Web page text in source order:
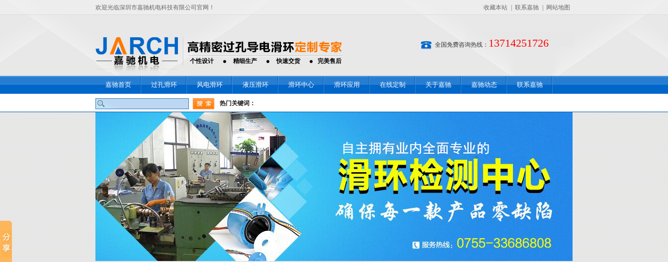
欢迎光临深圳市嘉驰机电科技有限公司官网！ 收藏本站 联系嘉驰 网站地图
个性设计 精细生产 快速交货 完美售后
全国免费咨询热线： 13714251726
嘉驰首页 过孔滑环 风电滑环 液压滑环 滑环中心 滑环应用 在线定制 关于嘉驰 嘉驰动态 联系嘉驰
热门关键词：